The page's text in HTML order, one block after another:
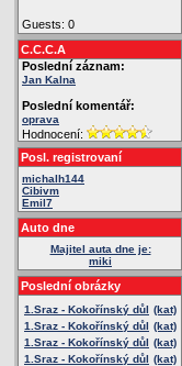
Guests: 0
C.C.C.A
Poslední záznam:
Jan Kalna
Poslední komentář:
oprava
Hodnocení:
Posl. registrovaní
michalh144
Cibivm
Emil7
Auto dne
Majitel auta dne je:
miki
Poslední obrázky
1.Sraz - Kokořínský důl (kat)
1.Sraz - Kokořínský důl (kat)
1.Sraz - Kokořínský důl (kat)
1.Sraz - Kokořínský důl (kat)